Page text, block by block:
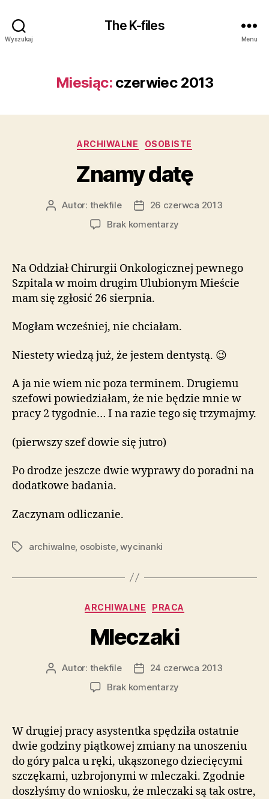
Wyszukaj
The K-files
Menu
Miesiąc: czerwiec 2013
Kategorie
ARCHIWALNE OSOBISTE
Znamy datę
AutorAutor: thekfile
Data26 czerwca 2013
Brak komentarzy
Na Oddział Chirurgii Onkologicznej pewnego
Szpitala w moim drugim Ulubionym Mieście
mam się zgłosić 26 sierpnia.
Mogłam wcześniej, nie chciałam.
Niestety wiedzą już, że jestem dentystą. 😉
A ja nie wiem nic poza terminem. Drugiemu
szefowi powiedziałam, że nie będzie mnie w
pracy 2 tygodnie… I na razie tego się trzymajmy.
(pierwszy szef dowie się jutro)
Po drodze jeszcze dwie wyprawy do poradni na
dodatkowe badania.
Zaczynam odliczanie.
Tagiarchiwalne, osobiste,wycinanki
Kategorie
ARCHIWALNE PRACA
Mleczaki
AutorAutor: thekfile
Data
wpisu
24 czerwca 2013
Brak komentarzy
W drugiej pracy asystentka spędziła ostatnie
dwie godziny piątkowej zmiany na unoszeniu
do góry palca u ręki, ukąszonego dziecięcymi
szczękami, uzbrojonymi w mleczaki. Zgodnie
doszłyśmy do wniosku, że mleczaki są tak ostre,